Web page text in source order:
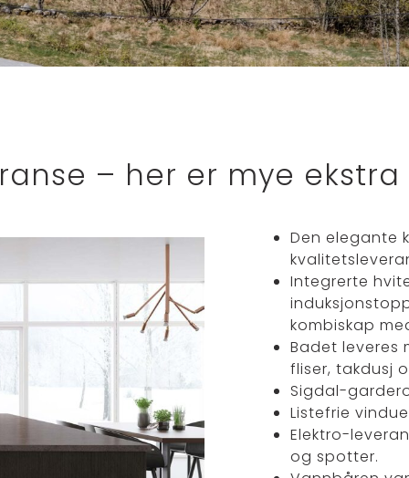
– her er mye ekstra
Den elegante
Integrerte
kombiskap
Badet leveres
fliser, takdusj
Sigdal-
Listefrie
Elektro-
og spotter.